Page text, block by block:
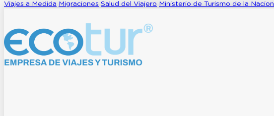
Viajes a Medida Migraciones Salud del Viajero Ministerio de Turismo de la Nacion